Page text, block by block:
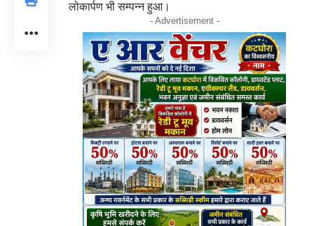
लोकार्पण भी सम्पन्न हुआ।
- Advertisement -